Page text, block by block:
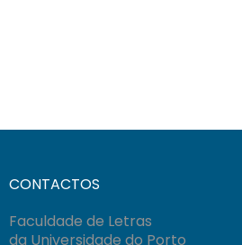
CONTACTOS
Faculdade de Letras
da Universidade do Porto